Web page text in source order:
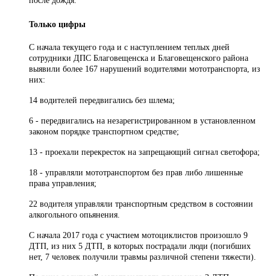
Только цифры
С начала текущего года и с наступлением теплых дней
сотрудники ДПС Благовещенска и Благовещенского района
выявили более 167 нарушений водителями мототранспорта, из
них:
14 водителей передвигались без шлема;
6 - передвигались на незарегистрированном в установленном
законом порядке транспортном средстве;
13 - проехали перекресток на запрещающий сигнал светофора;
18 - управляли мототранспортом без прав либо лишенные
права управления;
22 водителя управляли транспортным средством в состоянии
алкогольного опьянения.
С начала 2017 года с участием мотоциклистов произошло 9
ДТП, из них 5 ДТП, в которых пострадали люди (погибших
нет, 7 человек получили травмы различной степени тяжести).